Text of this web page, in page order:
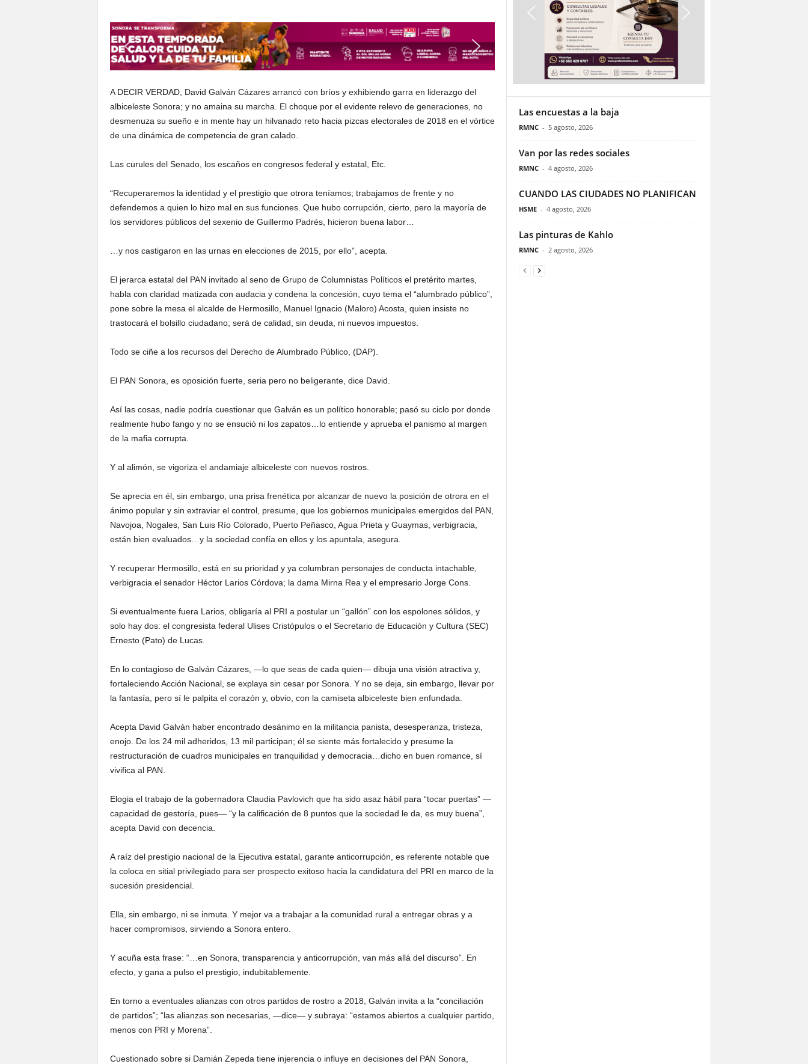
A DECIR VERDAD, David Galván Cázares arrancó con bríos y exhibiendo garra en liderazgo del
albiceleste Sonora; y no amaina su marcha. El choque por el evidente relevo de generaciones, no
desmenuza su sueño e in mente hay un hilvanado reto hacia pizcas electorales de 2018 en el vórtice
de una dinámica de competencia de gran calado.
Las curules del Senado, los escaños en congresos federal y estatal, Etc.
“Recuperaremos la identidad y el prestigio que otrora teníamos; trabajamos de frente y no
defendemos a quien lo hizo mal en sus funciones. Que hubo corrupción, cierto, pero la mayoría de
los servidores públicos del sexenio de Guillermo Padrés, hicieron buena labor…
…y nos castigaron en las urnas en elecciones de 2015, por ello”, acepta.
El jerarca estatal del PAN invitado al seno de Grupo de Columnistas Políticos el pretérito martes,
habla con claridad matizada con audacia y condena la concesión, cuyo tema el “alumbrado público”,
pone sobre la mesa el alcalde de Hermosillo, Manuel Ignacio (Maloro) Acosta, quien insiste no
trastocará el bolsillo ciudadano; será de calidad, sin deuda, ni nuevos impuestos.
Todo se ciñe a los recursos del Derecho de Alumbrado Público, (DAP).
El PAN Sonora, es oposición fuerte, seria pero no beligerante, dice David.
Así las cosas, nadie podría cuestionar que Galván es un político honorable; pasó su ciclo por donde
realmente hubo fango y no se ensució ni los zapatos…lo entiende y aprueba el panismo al margen
de la mafia corrupta.
Y al alimón, se vigoriza el andamiaje albiceleste con nuevos rostros.
Se aprecia en él, sin embargo, una prisa frenética por alcanzar de nuevo la posición de otrora en el
ánimo popular y sin extraviar el control, presume, que los gobiernos municipales emergidos del PAN,
Navojoa, Nogales, San Luis Río Colorado, Puerto Peñasco, Agua Prieta y Guaymas, verbigracia,
están bien evaluados…y la sociedad confía en ellos y los apuntala, asegura.
Y recuperar Hermosillo, está en su prioridad y ya columbran personajes de conducta intachable,
verbigracia el senador Héctor Larios Córdova; la dama Mirna Rea y el empresario Jorge Cons.
Si eventualmente fuera Larios, obligaría al PRI a postular un “gallón” con los espolones sólidos, y
solo hay dos: el congresista federal Ulises Cristópulos o el Secretario de Educación y Cultura (SEC)
Ernesto (Pato) de Lucas.
En lo contagioso de Galván Cázares, —lo que seas de cada quien— dibuja una visión atractiva y,
fortaleciendo Acción Nacional, se explaya sin cesar por Sonora. Y no se deja, sin embargo, llevar por
la fantasía, pero sí le palpita el corazón y, obvio, con la camiseta albiceleste bien enfundada.
Acepta David Galván haber encontrado desánimo en la militancia panista, desesperanza, tristeza,
enojo. De los 24 mil adheridos, 13 mil participan; él se siente más fortalecido y presume la
restructuración de cuadros municipales en tranquilidad y democracia…dicho en buen romance, sí
vivifica al PAN.
Elogia el trabajo de la gobernadora Claudia Pavlovich que ha sido asaz hábil para “tocar puertas” —
capacidad de gestoría, pues— “y la calificación de 8 puntos que la sociedad le da, es muy buena”,
acepta David con decencia.
A raíz del prestigio nacional de la Ejecutiva estatal, garante anticorrupción, es referente notable que
la coloca en sitial privilegiado para ser prospecto exitoso hacia la candidatura del PRI en marco de la
sucesión presidencial.
Ella, sin embargo, ni se inmuta. Y mejor va a trabajar a la comunidad rural a entregar obras y a
hacer compromisos, sirviendo a Sonora entero.
Y acuña esta frase: “…en Sonora, transparencia y anticorrupción, van más allá del discurso”. En
efecto, y gana a pulso el prestigio, indubitablemente.
En torno a eventuales alianzas con otros partidos de rostro a 2018, Galván invita a la “conciliación
de partidos”; “las alianzas son necesarias, —dice— y subraya: “estamos abiertos a cualquier partido,
menos con PRI y Morena”.
Cuestionado sobre si Damián Zepeda tiene injerencia o influye en decisiones del PAN Sonora,
Las encuestas a la baja
RMNC - 5 agosto, 2026
Van por las redes sociales
RMNC - 4 agosto, 2026
CUANDO LAS CIUDADES NO PLANIFICAN
HSME - 4 agosto, 2026
Las pinturas de Kahlo
RMNC - 2 agosto, 2026